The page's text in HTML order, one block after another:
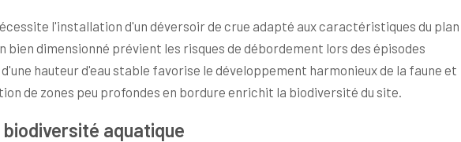
l'installation d'un déversoir de crue adapté aux caractéristiques du plan
bien dimensionné prévient les risques de débordement lors des épisodes
hauteur d'eau stable favorise le développement harmonieux de la faune et
de zones peu profondes en bordure enrichit la biodiversité du site.
aquatique